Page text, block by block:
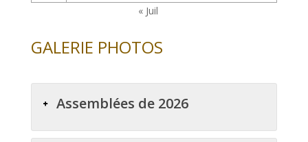
« Juil
GALERIE PHOTOS
Assemblées de 2026